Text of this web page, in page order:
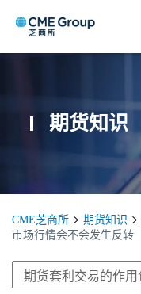
期货知识
CME芝商所 期货知识
市场行情会不会发生反转